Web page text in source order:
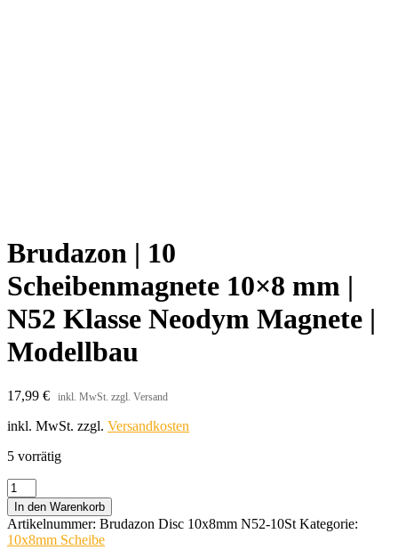
Brudazon | 10
Scheibenmagnete 10×8 mm |
N52 Klasse Neodym Magnete |
Modellbau
17,99 € inkl. MwSt. zzgl. Versand
inkl. MwSt. zzgl. Versandkosten
5 vorrätig
Brudazon
|
10
Scheibenmagnete
10x8
In den Warenkorb
Artikelnummer: Brudazon Disc 10x8mm N52-10St Kategorie:
10x8mm Scheibe